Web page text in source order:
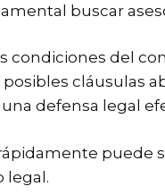
buscar
condiciones del
cláusulas
defensa legal
puede
legal.